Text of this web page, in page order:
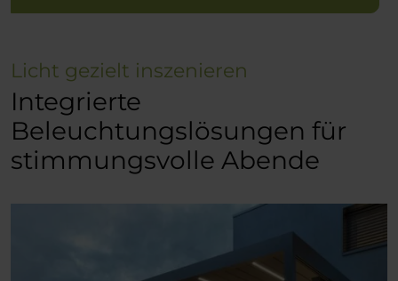
Licht gezielt inszenieren
Integrierte
Beleuchtungslösungen für
stimmungsvolle Abende